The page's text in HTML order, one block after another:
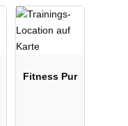
Fitness Pur